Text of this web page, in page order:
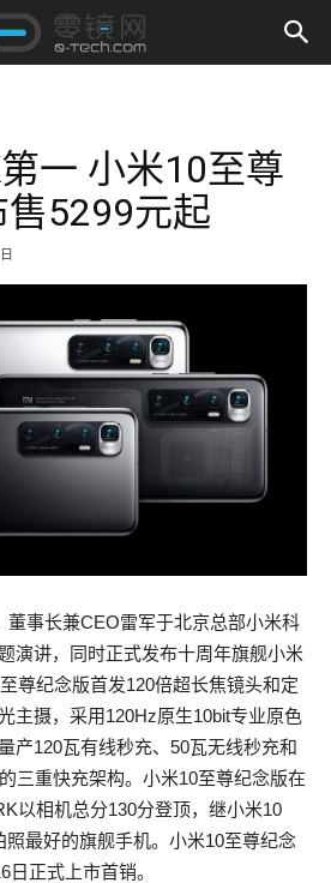
一 小米10至尊
5299元起
董事长兼CEO雷军于北京总部小米科
演讲，同时正式发布十周年旗舰小米
尊纪念版首发120倍超长焦镜头和定
主摄，采用120Hz原生10bit专业原色
产120瓦有线秒充、50瓦无线秒充和
三重快充架构。小米10至尊纪念版在
以相机总分130分登顶，继小米10
照最好的旗舰手机。小米10至尊纪念
日正式上市首销。